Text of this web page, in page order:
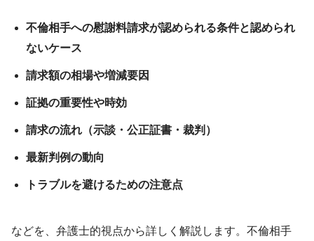
不倫相手への慰謝料請求が認められる条件と認められ
ないケース
請求額の相場や増減要因
証拠の重要性や時効
請求の流れ（示談・公正証書・裁判）
最新判例の動向
トラブルを避けるための注意点
などを、弁護士的視点から詳しく解説します。不倫相手